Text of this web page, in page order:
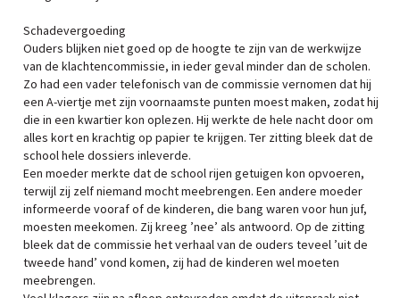
Schadevergoeding
Ouders blijken niet goed op de hoogte te zijn van de werkwijze
van de klachtencommissie, in ieder geval minder dan de scholen.
Zo had een vader telefonisch van de commissie vernomen dat hij
een A-viertje met zijn voornaamste punten moest maken, zodat hij
die in een kwartier kon oplezen. Hij werkte de hele nacht door om
alles kort en krachtig op papier te krijgen. Ter zitting bleek dat de
school hele dossiers inleverde.
Een moeder merkte dat de school rijen getuigen kon opvoeren,
terwijl zij zelf niemand mocht meebrengen. Een andere moeder
informeerde vooraf of de kinderen, die bang waren voor hun juf,
moesten meekomen. Zij kreeg ’nee’ als antwoord. Op de zitting
bleek dat de commissie het verhaal van de ouders teveel ’uit de
tweede hand’ vond komen, zij had de kinderen wel moeten
meebrengen.